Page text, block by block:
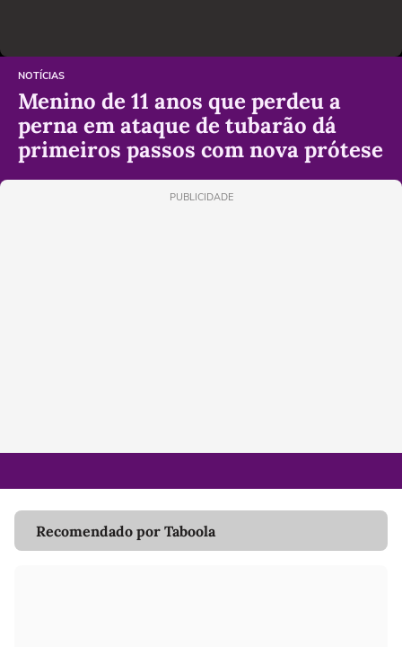
NOTÍCIAS
Menino de 11 anos que perdeu a
perna em ataque de tubarão dá
primeiros passos com nova prótese
PUBLICIDADE
Recomendado por Taboola